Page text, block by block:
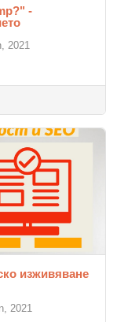
-
2021
изживяване
2021